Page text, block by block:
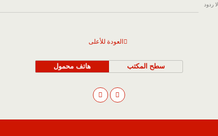
لا ردود
العودة للأعلى
هاتف محمول سطح المكتب